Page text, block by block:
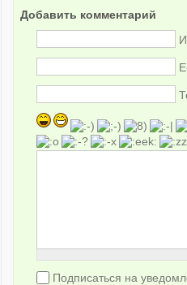
Добавить комментарий
Подписаться на